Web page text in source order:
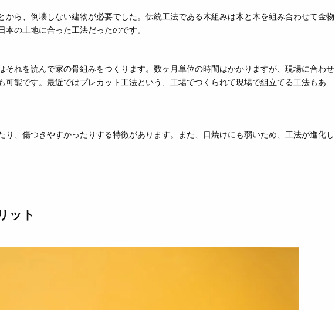
から、倒壊しない建物が必要でした。伝統工法である木組みは木と木を組み合わせて金物
の土地に合った工法だったのです。
それを読んで家の骨組みをつくります。数ヶ月単位の時間はかかりますが、現場に合わせ
可能です。最近ではプレカット工法という、工場でつくられて現場で組立てる工法もあ
り、傷つきやすかったりする特徴があります。また、日焼けにも弱いため、工法が進化し
ット